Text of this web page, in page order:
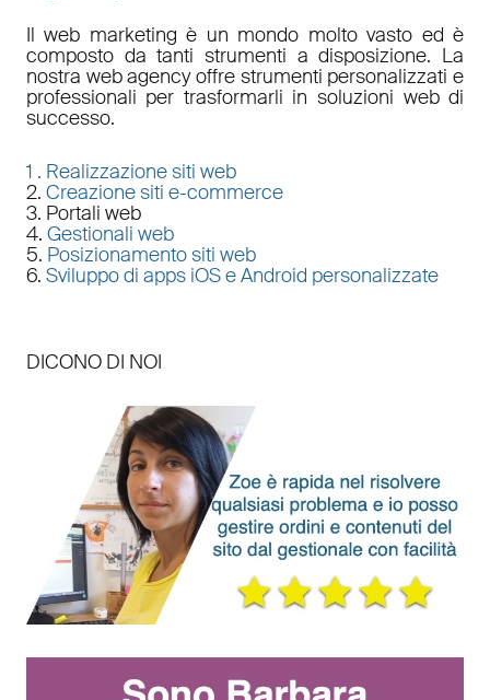
Ilweb marketing è un mondo molto vasto ed è
composto da tanti strumenti a disposizione. La
nostra web agencyoffre strumenti personalizzati e
professionali per trasformarli in soluzioni web di
successo.
1 . Realizzazione siti web
2. Creazione siti e-commerce
3. Portali web
4. Gestionali web
5. Posizionamento siti web
6. Sviluppo di apps iOS e Android personalizzate
DICONO DI NOI